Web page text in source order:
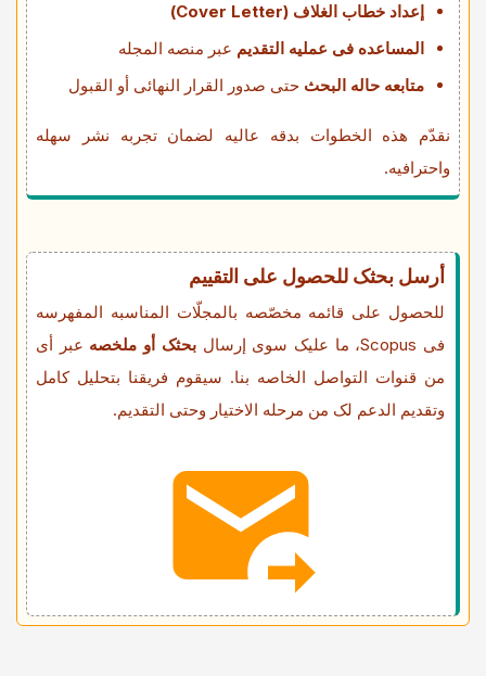
إعداد خطاب الغلاف (Cover Letter)
المساعده فی عملیه التقدیم عبر منصه المجله
متابعه حاله البحث حتى صدور القرار النهائی أو القبول
نقدّم هذه الخطوات بدقه عالیه لضمان تجربه نشر سهله
واحترافیه.
أرسل بحثک للحصول على التقییم
للحصول على قائمه مخصّصه بالمجلّات المناسبه المفهرسه
فی Scopus، ما علیک سوى إرسال
بحثک أو ملخصه عبر أی
من قنوات التواصل الخاصه بنا. سیقوم فریقنا بتحلیل کامل
وتقدیم الدعم لک من مرحله الاختیار وحتى التقدیم.